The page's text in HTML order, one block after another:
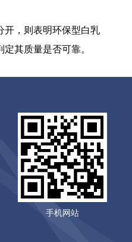
，则表明环保型白乳
其质量是否可靠。
手机网站